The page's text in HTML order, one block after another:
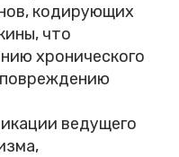
кодирующих
что
хронического
повреждению
ведущего